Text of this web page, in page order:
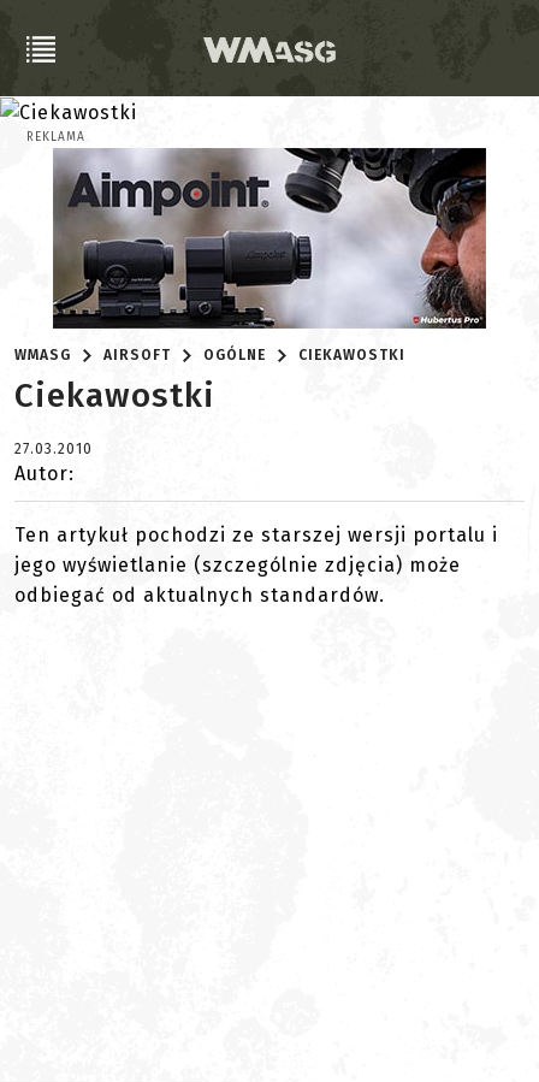
REKLAMA
WMASG AIRSOFT OGÓLNE CIEKAWOSTKI
Ciekawostki
27.03.2010
Autor:
Ten artykuł pochodzi ze starszej wersji portalu i
jego wyświetlanie (szczególnie zdjęcia) może
odbiegać od aktualnych standardów.